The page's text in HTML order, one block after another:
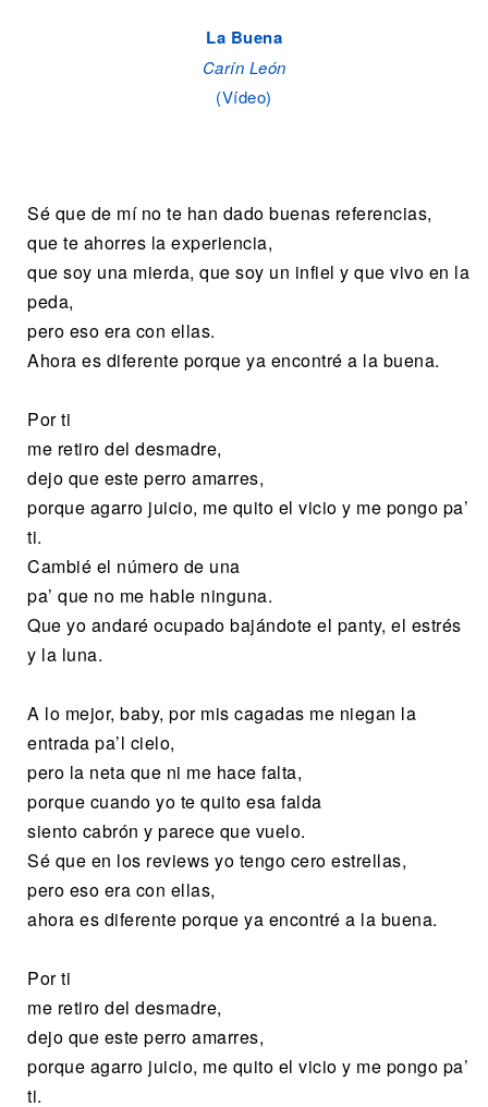
La Buena
Carín León
(Vídeo)
Sé que de mí no te han dado buenas referencias,
que te ahorres la experiencia,
que soy una mierda, que soy un infiel y que vivo en la
peda,
pero eso era con ellas.
Ahora es diferente porque ya encontré a la buena.
Por ti
me retiro del desmadre,
dejo que este perro amarres,
porque agarro juicio, me quito el vicio y me pongo pa’
ti.
Cambié el número de una
pa’ que no me hable ninguna.
Que yo andaré ocupado bajándote el panty, el estrés
y la luna.
A lo mejor, baby, por mis cagadas me niegan la
entrada pa’l cielo,
pero la neta que ni me hace falta,
porque cuando yo te quito esa falda
siento cabrón y parece que vuelo.
Sé que en los reviews yo tengo cero estrellas,
pero eso era con ellas,
ahora es diferente porque ya encontré a la buena.
Por ti
me retiro del desmadre,
dejo que este perro amarres,
porque agarro juicio, me quito el vicio y me pongo pa’
ti.